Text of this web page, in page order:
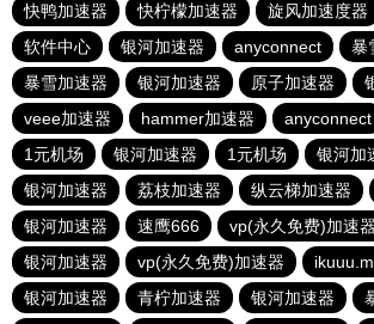
快鸭加速器
快柠檬加速器 旋风加速度器
软件中心
银河加速器 anyconnect
暴
暴雪加速器
银河加速器 原子加速器
veee加速器
hammer加速器 anyconnect
1元机场
银河加速器 1元机场
银河加
银河加速器
荔枝加速器 纵云梯加速器
银河加速器
速鹰666 vp(永久免费)加速器
银河加速器
vp(永久免费)加速器
银河加速器
青柠加速器 银河加速器